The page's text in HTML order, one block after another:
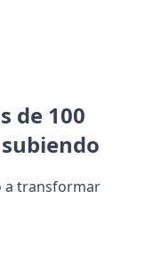
de 100
a transformar